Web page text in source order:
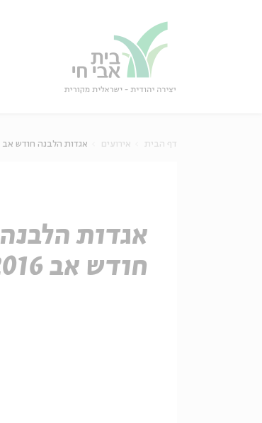
דף הבית אירועים אגדות הלבנה חודש אב 2016
אגדות הלבנה
חודש אב 2016